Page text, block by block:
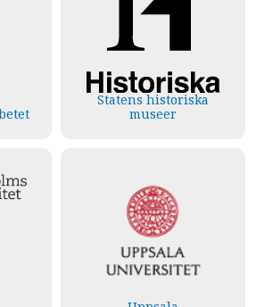
Statens historiska
museer